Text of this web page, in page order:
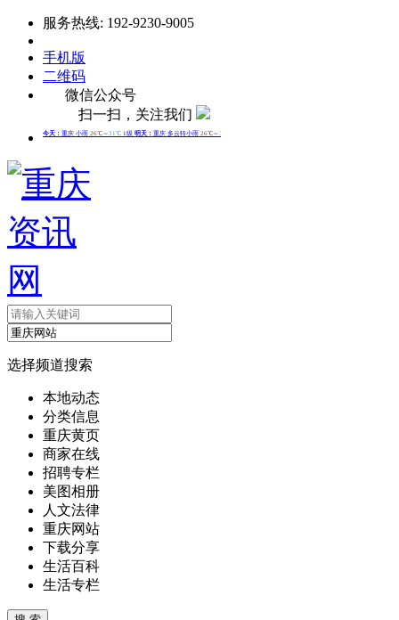
服务热线: 192-9230-9005
手机版
二维码
微信公众号
扫一扫，关注我们
选择频道搜索
本地动态
分类信息
重庆黄页
商家在线
招聘专栏
美图相册
人文法律
重庆网站
下载分享
生活百科
生活专栏